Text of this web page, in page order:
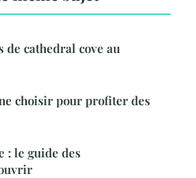
de cathedral cove au
choisir pour profiter des
: le guide des